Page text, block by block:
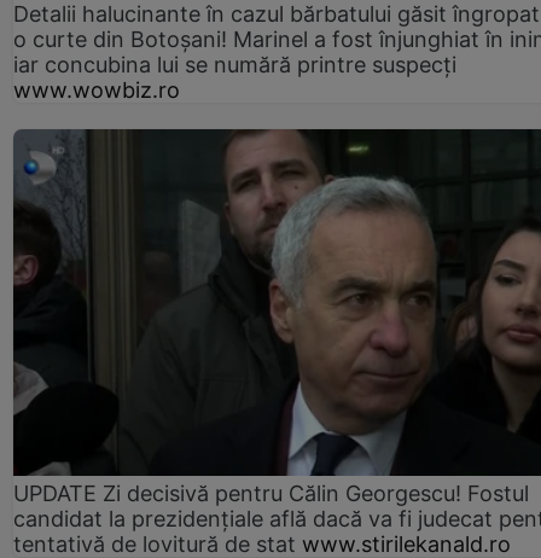
Detalii halucinante în cazul bărbatului găsit
o curte din Botoșani! Marinel a fost înjunghiat în
iar concubina lui se numără printre suspecți
www.wowbiz.ro
UPDATE Zi decisivă pentru Călin Georgescu! Fostul
candidat la prezidențiale află dacă va fi judecat
tentativă de lovitură de stat www.stirilekanald.ro